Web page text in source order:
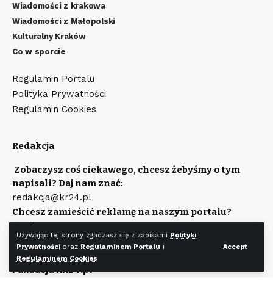
Używając tej strony zgadzasz się z zapisami Polityki
Prywatności oraz Regulaminem Portalu i
Regulaminem Cookies
Accept
Wiadomości z krakowa
Wiadomości z Małopolski
Kulturalny Kraków
Co w sporcie
Regulamin Portalu
Polityka Prywatności
Regulamin Cookies
Redakcja
Zobaczysz coś ciekawego, chcesz żebyśmy o tym
napisali? Daj nam znać:
redakcja@kr24.pl
Chcesz zamieścić reklamę na naszym portalu?
Napisz:
reklama@kr24.pl
Wydawcą portalu jest
Fundacja KR24.pl